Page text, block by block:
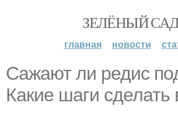
ЗЕЛЁНЫЙ
главная новости
Сажают ли редис
Какие шаги сделать